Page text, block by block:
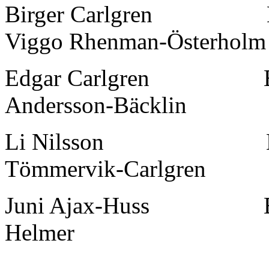
Birger
Viggo Rhenman-Österholm
Edgar Carlgren
Andersson-Bäcklin
Li Nilsson
Tömmervik-Carlgren
Juni Ajax-Huss
Helmer